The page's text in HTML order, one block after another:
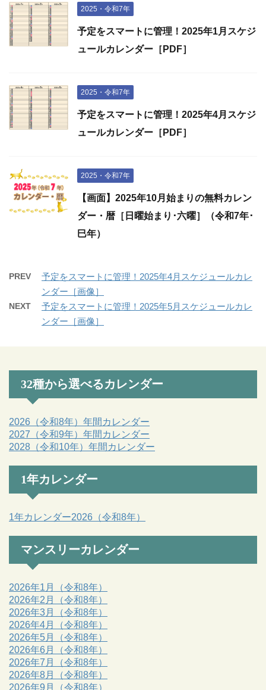
2025・令和7年
予定をスマートに管理！2025年1月スケジ
ュールカレンダー［PDF］
2025・令和7年
予定をスマートに管理！2025年4月スケジ
ュールカレンダー［PDF］
2025・令和7年
【画面】2025年10月始まりの無料カレン
ダー・暦［日曜始まり･六曜］（令和7年･
巳年）
PREV
予定をスマートに管理！2025年4月スケジュールカレ
ンダー［画像］
NEXT
予定をスマートに管理！2025年5月スケジュールカレ
ンダー［画像］
32種から選べるカレンダー
2026（令和8年）年間カレンダー
2027（令和9年）年間カレンダー
2028（令和10年）年間カレンダー
1年カレンダー
1年カレンダー2026（令和8年）
マンスリーカレンダー
2026年1月（令和8年）
2026年2月（令和8年）
2026年3月（令和8年）
2026年4月（令和8年）
2026年5月（令和8年）
2026年6月（令和8年）
2026年7月（令和8年）
2026年8月（令和8年）
2026年9月（令和8年）